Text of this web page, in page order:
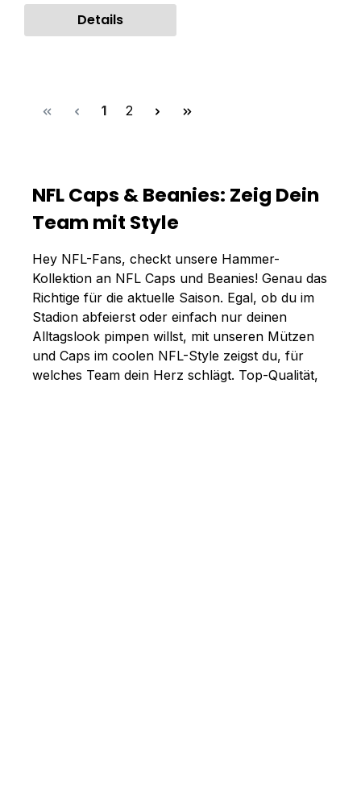
Details
Seite
1 Seite
2
NFL Caps & Beanies: Zeig Dein
Team mit Style
Hey NFL-Fans, checkt unsere Hammer-
Kollektion an NFL Caps und Beanies! Genau das
Richtige für die aktuelle Saison. Egal, ob du im
Stadion abfeierst oder einfach nur deinen
Alltagslook pimpen willst, mit unseren Mützen
und Caps im coolen NFL-Style zeigst du, für
welches Team dein Herz schlägt. Top-Qualität,